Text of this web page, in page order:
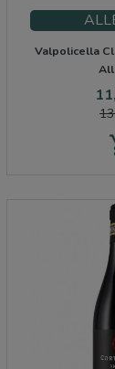
Valpolicella